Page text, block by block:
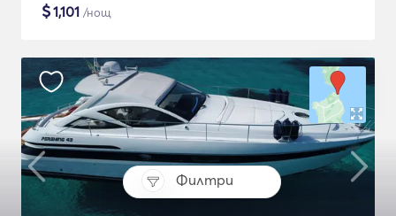
Филтри
$1,101 /нощ